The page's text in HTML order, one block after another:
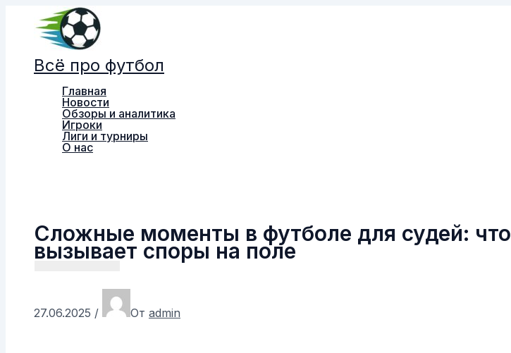
Перейти
содержимому
Всё про футбол
Главная
Новости
Обзоры и аналитика
Игроки
Лиги и турниры
О нас
Сложные моменты в футболе для судей: что
вызывает споры на поле
27.06.2025 / От admin